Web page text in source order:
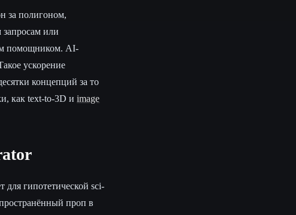
за полигоном,
запросам или
помощником. AI-
ускорение
концепций за то
как text-to-3D иimage
для гипотетической sci-
проп в